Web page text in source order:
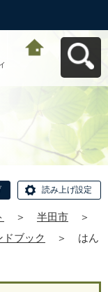
読み上げ設定
＞ 半田市
＞
ブック ＞
はん